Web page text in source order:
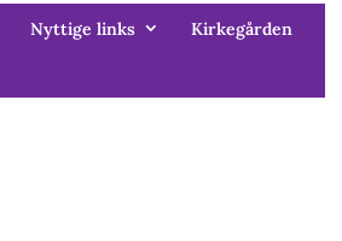
Nyttige links Kirkegården